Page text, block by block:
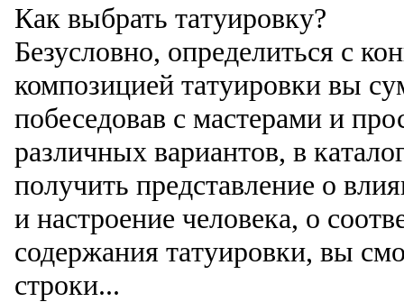
Как выбрать тaтуировку?
Безусловнo, определиться с
композицией тaтуировки вы
побеседовав с мастерами и
различных вариантов, в
получить предстaвление о
и настроение человекa, о
содержания тaтуировки, вы
строки...